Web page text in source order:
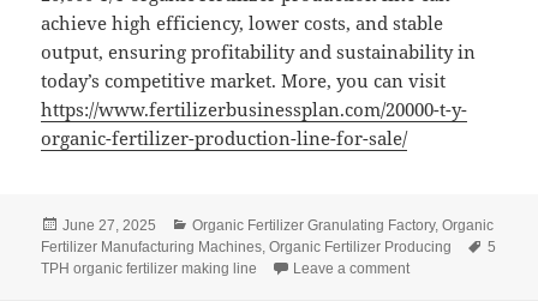
achieve high efficiency, lower costs, and stable
output, ensuring profitability and sustainability in
today’s competitive market. More, you can visit
https://www.fertilizerbusinessplan.com/20000-t-y-
organic-fertilizer-production-line-for-sale/
Posted
on
June 27, 2025 Categories
Organic Fertilizer Granulating Factory,Organic
Fertilizer Manufacturing Machines ,Organic Fertilizer Producing Tags
5
TPH organic fertilizer making line
Leave a commenton How to